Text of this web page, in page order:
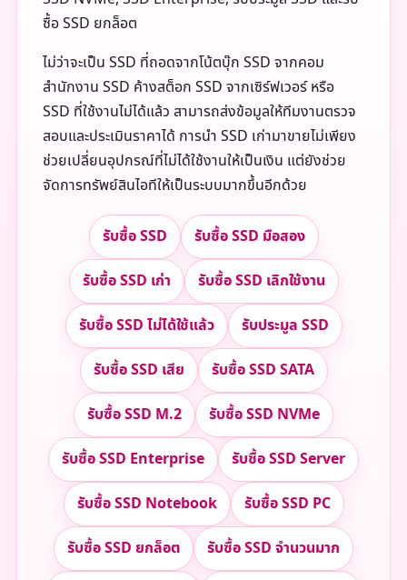
ซื้อ SSD ยกล็อต
ไม่ว่าจะเป็น SSD ที่ถอดจากโน้ตบุ๊ก SSD จากคอม
สำนักงาน SSD ค้างสต็อก SSD จากเซิร์ฟเวอร์ หรือ
SSD ที่ใช้งานไม่ได้แล้ว สามารถส่งข้อมูลให้ทีมงานตรวจ
สอบและประเมินราคาได้ การนำ SSD เก่ามาขายไม่เพียง
ช่วยเปลี่ยนอุปกรณ์ที่ไม่ได้ใช้งานให้เป็นเงิน แต่ยังช่วย
จัดการทรัพย์สินไอทีให้เป็นระบบมากขึ้นอีกด้วย
รับซื้อ SSD รับซื้อ SSD มือสอง
รับซื้อ SSD เก่า รับซื้อ SSD เลิกใช้งาน
รับซื้อ SSD ไม่ได้ใช้แล้ว รับประมูล SSD
รับซื้อ SSD เสีย รับซื้อ SSD SATA
รับซื้อ SSD M.2 รับซื้อ SSD NVMe
รับซื้อ SSD Enterprise รับซื้อ SSD Server
รับซื้อ SSD Notebook รับซื้อ SSD PC
รับซื้อ SSD ยกล็อต รับซื้อ SSD จำนวนมาก